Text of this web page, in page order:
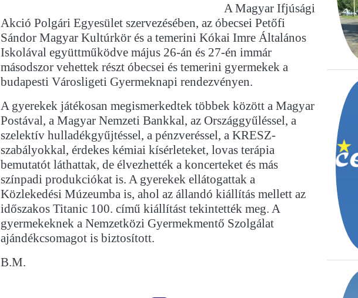
A Magyar Ifjúsági
Akció Polgári Egyesület szervezésében, az óbecsei Petőfi
Sándor Magyar Kultúrkör és a temerini Kókai Imre Általános
Iskolával együttműködve május 26-án és 27-én immár
másodszor vehettek részt óbecsei és temerini gyermekek a
budapesti Városligeti Gyermeknapi rendezvényen.
A gyerekek játékosan megismerkedtek többek között a Magyar
Postával, a Magyar Nemzeti Bankkal, az Országgyűléssel, a
szelektív hulladékgyűjtéssel, a pénzveréssel, a KRESZ-
szabályokkal, érdekes kémiai kísérleteket, lovas terápia
bemutatót láthattak, de élvezhették a koncerteket és más
színpadi produkciókat is. A gyerekek ellátogattak a
Közlekedési Múzeumba is, ahol az állandó kiállítás mellett az
időszakos Titanic 100. című kiállítást tekintették meg. A
gyermekeknek a Nemzetközi Gyermekmentő Szolgálat
ajándékcsomagot is biztosított.
B.M.